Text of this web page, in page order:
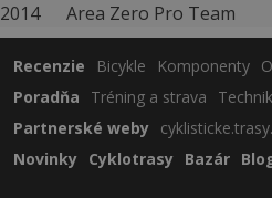
2014
Area Zero Pro Team
Recenzie Bicykle Komponenty
Poradňa
Tréning a strava
Partnerské weby
Novinky Cyklotrasy Bazár